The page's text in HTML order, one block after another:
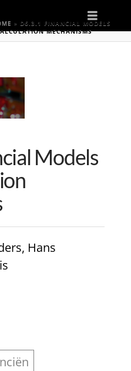
» D6.3.1 FINANCIAL MODELS
MECHANISMS
Models
Hans